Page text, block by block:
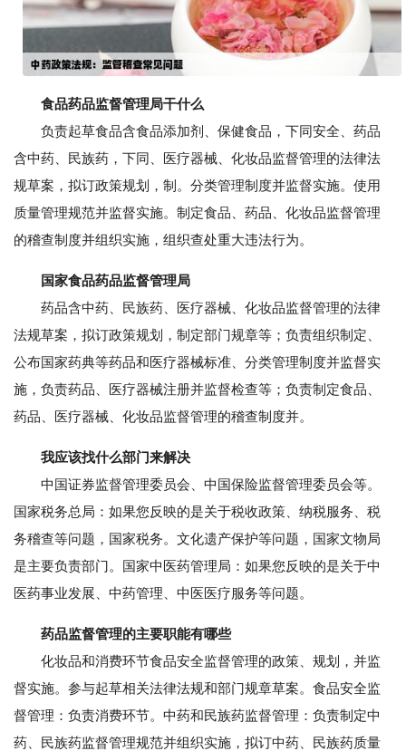
食品药品监督管理局干什么
负责起草食品含食品添加剂、保健食品，下同安全、药品
含中药、民族药，下同、医疗器械、化妆品监督管理的法律法
规草案，拟订政策规划，制。分类管理制度并监督实施。使用
质量管理规范并监督实施。制定食品、药品、化妆品监督管理
的稽查制度并组织实施，组织查处重大违法行为。
国家食品药品监督管理局
药品含中药、民族药、医疗器械、化妆品监督管理的法律
法规草案，拟订政策规划，制定部门规章等；负责组织制定、
公布国家药典等药品和医疗器械标准、分类管理制度并监督实
施，负责药品、医疗器械注册并监督检查等；负责制定食品、
药品、医疗器械、化妆品监督管理的稽查制度并。
我应该找什么部门来解决
中国证券监督管理委员会、中国保险监督管理委员会等。
国家税务总局：如果您反映的是关于税收政策、纳税服务、税
务稽查等问题，国家税务。文化遗产保护等问题，国家文物局
是主要负责部门。国家中医药管理局：如果您反映的是关于中
医药事业发展、中药管理、中医医疗服务等问题。
药品监督管理的主要职能有哪些
化妆品和消费环节食品安全监督管理的政策、规划，并监
督实施。参与起草相关法律法规和部门规章草案。食品安全监
督管理：负责消费环节。中药和民族药监督管理：负责制定中
药、民族药监督管理规范并组织实施，拟订中药、民族药质量